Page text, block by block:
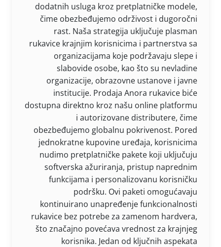
dodatnih usluga kroz pretplatničke modele,
čime obezbeđujemo održivost i dugoročni
rast. Naša strategija uključuje plasman
rukavice krajnjim korisnicima i partnerstva sa
organizacijama koje podržavaju slepe i
slabovide osobe, kao što su nevladine
organizacije, obrazovne ustanove i javne
institucije. Prodaja Anora rukavice biće
dostupna direktno kroz našu online platformu
i autorizovane distributere, čime
obezbeđujemo globalnu pokrivenost. Pored
jednokratne kupovine uređaja, korisnicima
nudimo pretplatničke pakete koji uključuju
softverska ažuriranja, pristup naprednim
funkcijama i personalizovanu korisničku
podršku. Ovi paketi omogućavaju
kontinuirano unapređenje funkcionalnosti
rukavice bez potrebe za zamenom hardvera,
što značajno povećava vrednost za krajnjeg
korisnika. Jedan od ključnih aspekata